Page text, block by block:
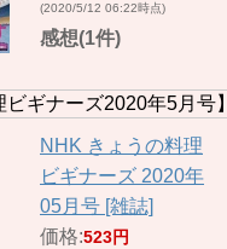
(2020/5/12 06:22時点)
感想(1件)
ビギナーズ2020年5月号】
NHK きょうの料理
ビギナーズ 2020年
05月号 [雑誌]
価格:523円